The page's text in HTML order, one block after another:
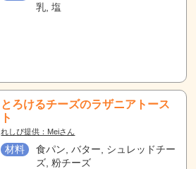
乳, 塩
とろけるチーズのラザニアトース
ト
れしぴ提供：Meiさん
材料
食パン, バター, シュレッドチー
ズ, 粉チーズ